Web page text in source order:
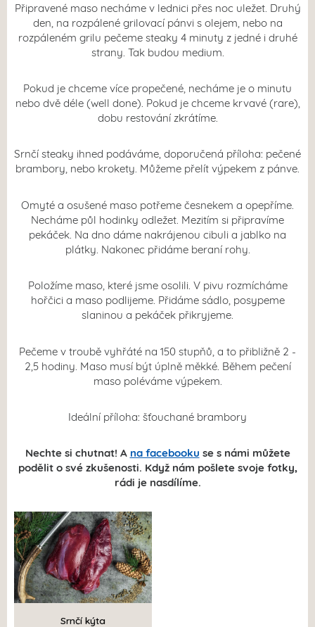
Připravené maso necháme v lednici přes noc uležet. Druhý
den, na rozpálené grilovací pánvi s olejem, nebo na
rozpáleném grilu pečeme steaky 4 minuty z jedné i druhé
strany. Tak budou medium.
Pokud je chceme více propečené, necháme je o minutu
nebo dvě déle (well done). Pokud je chceme krvavé (rare),
dobu restování zkrátíme.
Srnčí steaky ihned podáváme, doporučená příloha: pečené
brambory, nebo krokety. Můžeme přelít výpekem z pánve.
Omyté a osušené maso potřeme česnekem a opepříme.
Necháme půl hodinky odležet. Mezitím si připravíme
pekáček. Na dno dáme nakrájenou cibuli a jablko na
plátky. Nakonec přidáme beraní rohy.
Položíme maso, které jsme osolili. V pivu rozmícháme
hořčici a maso podlijeme. Přidáme sádlo, posypeme
slaninou a pekáček přikryjeme.
Pečeme v troubě vyhřáté na 150 stupňů, a to přibližně 2 -
2,5 hodiny. Maso musí být úplně měkké. Během pečení
maso poléváme výpekem.
Ideální příloha: šťouchané brambory
Nechte si chutnat! A na facebooku se s námi můžete
podělit o své zkušenosti. Když nám pošlete svoje fotky,
rádi je nasdílíme.
Srnčí kýta